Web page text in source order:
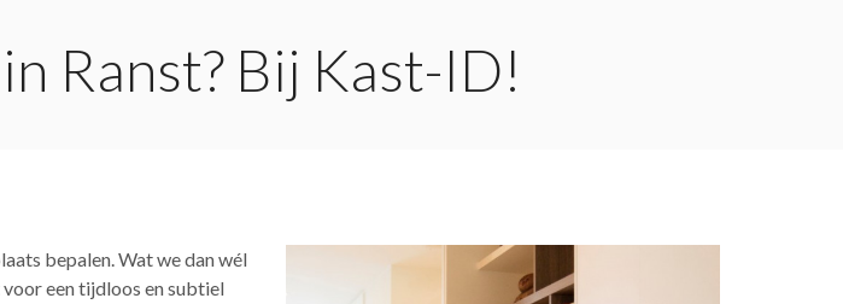
Ranst? Bij Kast-ID!
bepalen. Wat we dan wél
een tijdloos en subtiel